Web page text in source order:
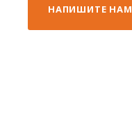
НАПИШИТЕ НАМ